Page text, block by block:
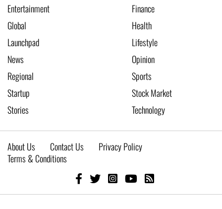
Entertainment
Finance
Global
Health
Launchpad
Lifestyle
News
Opinion
Regional
Sports
Startup
Stock Market
Stories
Technology
About Us Contact Us
Privacy Policy
Terms & Conditions